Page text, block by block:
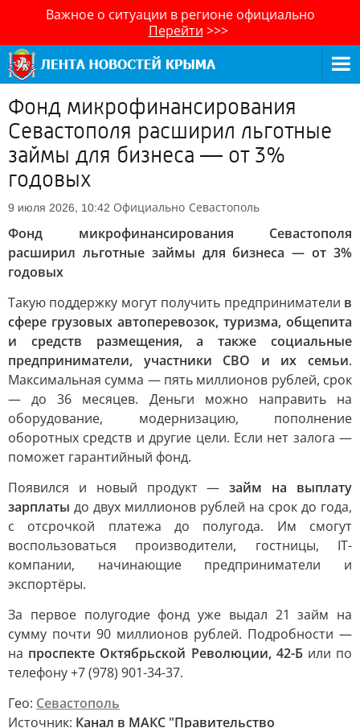
Важное о ситуации в регионе официально
Перейти >>>
Фонд микрофинансирования
Севастополя расширил льготные
займы для бизнеса — от 3%
годовых
9 июля 2026, 10:42 Официально Севастополь
Фонд микрофинансирования Севастополя
расширил льготные займы для бизнеса — от 3%
годовых
Такую поддержку могут получить предприниматели в
сфере грузовых автоперевозок, туризма, общепита
и средств размещения, а также социальные
предприниматели, участники СВО и их семьи.
Максимальная сумма — пять миллионов рублей, срок
— до 36 месяцев. Деньги можно направить на
оборудование, модернизацию, пополнение
оборотных средств и другие цели. Если нет залога —
поможет гарантийный фонд.
Появился и новый продукт —займ на выплату
зарплаты до двух миллионов рублей на срок до года,
с отсрочкой платежа до полугода. Им смогут
воспользоваться производители, гостницы, IT-
компании, начинающие предприниматели и
экспортёры.
За первое полугодие фонд уже выдал 21 займ на
сумму почти 90 миллионов рублей. Подробности —
на проспекте Октябрьской Революции, 42-Били по
телефону +7 (978) 901-34-37.
Гео: Севастополь
Источник: Канал в МАКС "Правительство